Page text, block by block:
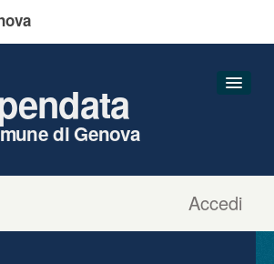
Accedi
di Genova